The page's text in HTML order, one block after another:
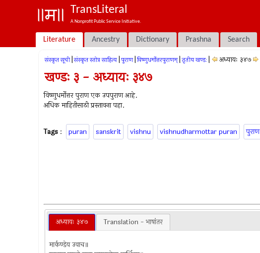
TransLiteral
A Nonprofit Public Service Initiative.
Literature Ancestry Dictionary Prashna Search
संस्कृत सूची संस्कृत स्तोत्र साहित्य पुराण विष्णुधर्मोत्तरपुराणम् तृतीय खण्डः अध्यायः ३४७
खण्डः ३ - अध्यायः ३४७
विष्णुधर्मोत्तर पुराण एक उपपुराण आहे.
अधिक माहितीसाठी प्रस्तावना पहा.
Tags : puran sanskrit vishnu vishnudharmottar puran पुराण
अध्यायः ३४७ Translation - भाषांतर
मार्कण्डेय उवाच॥